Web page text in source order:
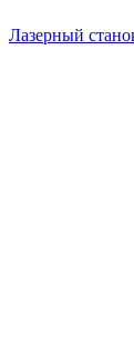
Лазерный